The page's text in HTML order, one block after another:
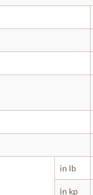
in lb
in kp